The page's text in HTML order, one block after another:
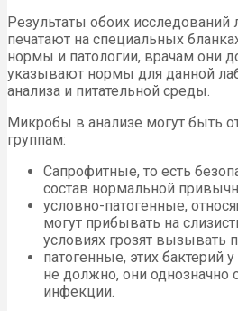
Результаты обоих исследований
печатают на специальных
нормы и патологии, врачам они
указывают нормы для данной
анализа и питательной среды.
Микробы в анализе могут быть
группам:
Сапрофитные, то есть
состав нормальной
условно-патогенные,
могут прибывать на
условиях грозят вызывать
патогенные, этих бактерий
не должно, они
инфекции.